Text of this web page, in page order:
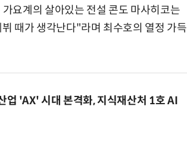
요계의 살아있는 전설 콘도 마사히코는
때가 생각난다"라며 최수호의 열정 가득
'AX' 시대 본격화, 지식재산처 1호 AI